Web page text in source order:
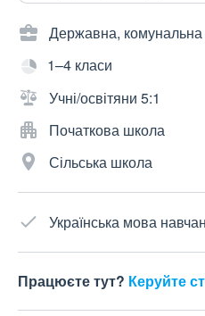
Державна,
1–4 класи
Учні/освітяни 5:1
Початкова школа
Сільська школа
Українська мова
Працюєте тут? Керуйте